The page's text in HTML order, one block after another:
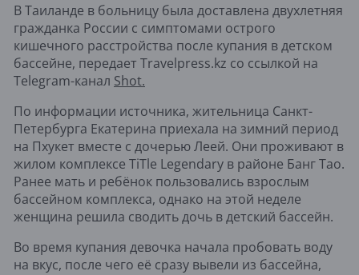
В Таиланде в больницу была доставлена двухлетняя
гражданка России с симптомами острого
кишечного расстройства после купания в детском
бассейне, передает Travelpress.kz со ссылкой на
Telegram-канал Shot.
По информации источника, жительница Санкт-
Петербурга Екатерина приехала на зимний период
на Пхукет вместе с дочерью Леей. Они проживают в
жилом комплексе TiTle Legendary в районе Банг Тао.
Ранее мать и ребёнок пользовались взрослым
бассейном комплекса, однако на этой неделе
женщина решила сводить дочь в детский бассейн.
Во время купания девочка начала пробовать воду
на вкус, после чего её сразу вывели из бассейна,